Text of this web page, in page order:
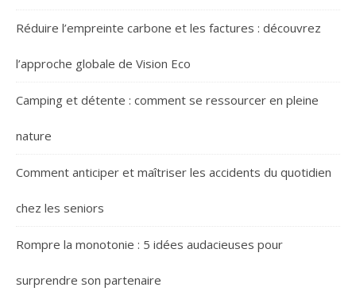
Réduire l’empreinte carbone et les factures : découvrez
l’approche globale de Vision Eco
Camping et détente : comment se ressourcer en pleine
nature
Comment anticiper et maîtriser les accidents du quotidien
chez les seniors
Rompre la monotonie : 5 idées audacieuses pour
surprendre son partenaire